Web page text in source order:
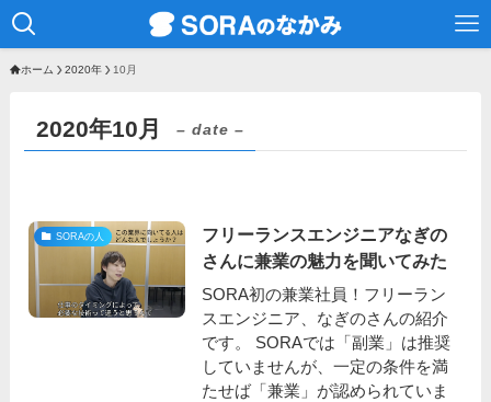
ホーム 2020年 10月
2020年10月 – date –
SORAの人
フリーランスエンジニアなぎの
さんに兼業の魅力を聞いてみた
SORA初の兼業社員！フリーラン
スエンジニア、なぎのさんの紹介
です。 SORAでは「副業」は推奨
していませんが、一定の条件を満
たせば「兼業」が認められていま